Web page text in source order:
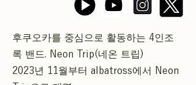
후쿠오카를 중심으로 활동하는 4인조
록 밴드. Neon Trip(네온 트립)
2023년 11월부터 albatross에서 Neon